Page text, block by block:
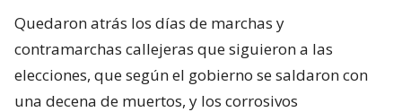
Quedaron atrás los días de marchas y
contramarchas callejeras que siguieron a las
elecciones, que según el gobierno se saldaron con
una decena de muertos, y los corrosivos